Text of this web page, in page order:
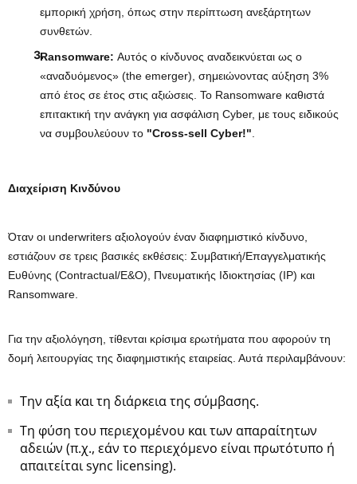
εμπορική χρήση, όπως στην περίπτωση ανεξάρτητων
συνθετών.
Ransomware: Αυτός ο κίνδυνος αναδεικνύεται ως ο
«αναδυόμενος» (the emerger), σημειώνοντας αύξηση 3%
από έτος σε έτος στις αξιώσεις. Το Ransomware καθιστά
επιτακτική την ανάγκη για ασφάλιση Cyber, με τους ειδικούς
να συμβουλεύουν το "Cross-sell Cyber!"
Διαχείριση Κινδύνου
Όταν οι underwriters αξιολογούν έναν διαφημιστικό κίνδυνο,
εστιάζουν σε τρεις βασικές εκθέσεις: Συμβατική/Επαγγελματικής
Ευθύνης (Contractual/E&O), Πνευματικής Ιδιοκτησίας (IP) και
Ransomware.
Για την αξιολόγηση, τίθενται κρίσιμα ερωτήματα που αφορούν τη
δομή λειτουργίας της διαφημιστικής εταιρείας. Αυτά περιλαμβάνουν:
Την αξία και τη διάρκεια της σύμβασης.
Τη φύση του περιεχομένου και των απαραίτητων
αδειών (π.χ., εάν το περιεχόμενο είναι πρωτότυπο ή
απαιτείται sync licensing).